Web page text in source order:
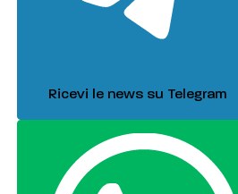
Ricevi le news su Telegram